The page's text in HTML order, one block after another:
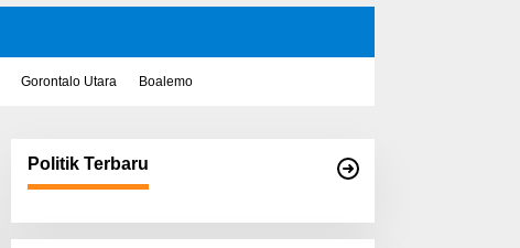
Gorontalo Utara Boalemo
Politik Terbaru